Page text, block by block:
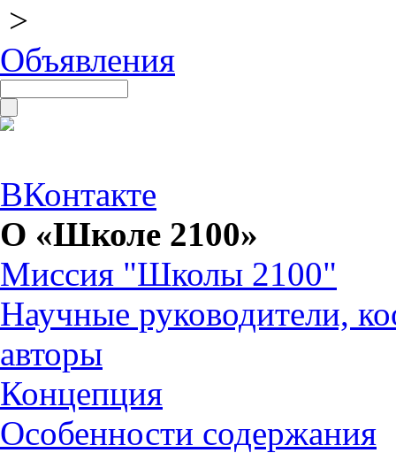
>
Объявления
ВКонтакте
О «Школе 2100»
Миссия "Школы 2100"
Научные руководители,
авторы
Концепция
Особенности содержания